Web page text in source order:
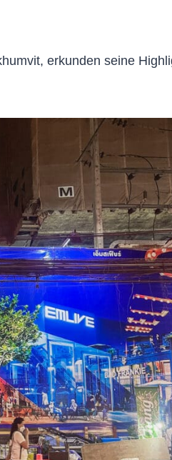
erkunden seine